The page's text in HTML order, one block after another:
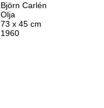
Björn Carlén
Olja
73 x 45 cm
1960